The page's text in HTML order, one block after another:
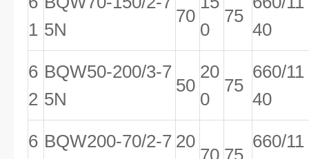
1 5N
70
0
75
40
6
2
BQW50-200/3-7
5N
50
20
0
75
660/11
40
6 BQW200-70/2-7 20
70 75
660/11